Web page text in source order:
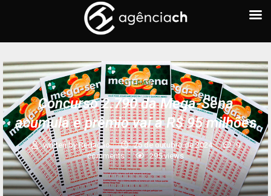
LOTERIAS
Concurso 2.790 da Mega-Sena
acumula e prêmio vai a R$ 95 milhões
written byRedação 26 de outubro de 2024
0
comments
295views